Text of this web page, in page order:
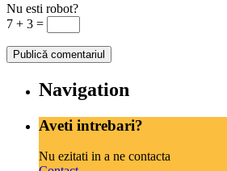
Nu esti robot?
7 + 3 =
Navigation
Aveti intrebari?
Nu ezitati in a ne contacta